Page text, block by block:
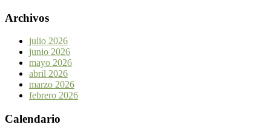
Archivos
julio 2026
junio 2026
mayo 2026
abril 2026
marzo 2026
febrero 2026
Calendario